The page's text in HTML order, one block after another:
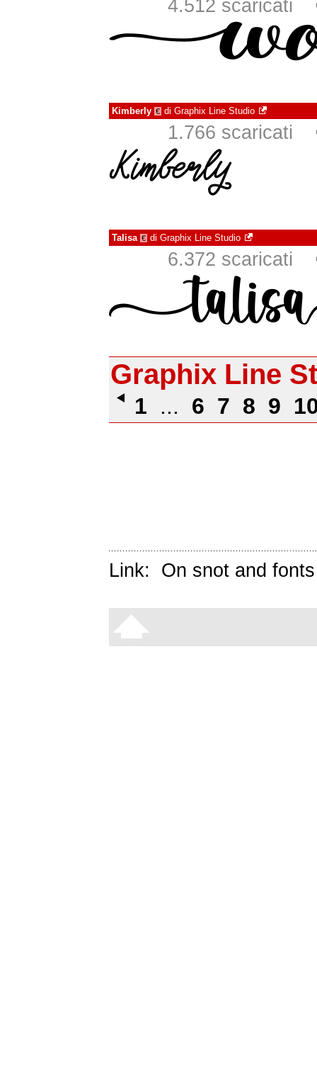
4.512 scaricati
Kimberly € di Graphix Line Studio
1.766 scaricati
Talisa € di Graphix Line Studio
6.372 scaricati
Graphix Line
1 ... 6 7 8 9
Link: On snot and fonts